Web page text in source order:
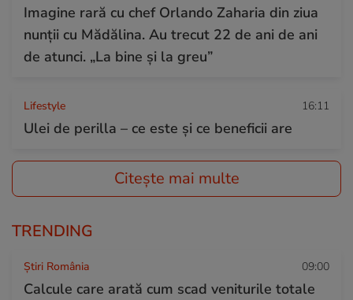
Imagine rară cu chef Orlando Zaharia din ziua
nunții cu Mădălina. Au trecut 22 de ani de ani
de atunci. „La bine și la greu”
Lifestyle 16:11
Ulei de perilla – ce este și ce beneficii are
Citește mai multe
TRENDING
Știri România 09:00
Calcule care arată cum scad veniturile totale